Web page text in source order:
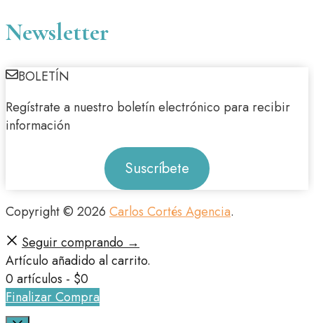
Newsletter
BOLETÍN
Regístrate a nuestro boletín electrónico para recibir
información
Suscríbete
Copyright © 2026 Carlos Cortés Agencia.
Seguir comprando →
Artículo añadido al carrito.
0 artículos - $0
Finalizar Compra